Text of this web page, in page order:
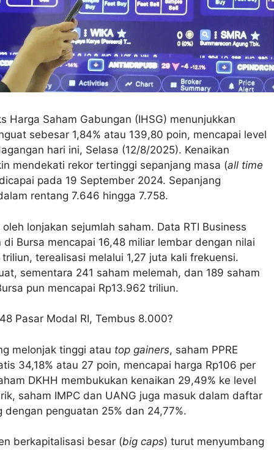
Harga Saham Gabungan (IHSG) menunjukkan
sebesar 1,84% atau 139,80 poin, mencapai level
hari ini, Selasa (12/8/2025). Kenaikan
mendekati rekor tertinggi sepanjang masa (all time
pada 19 September 2024. Sepanjang
rentang 7.646 hingga 7.758.
lonjakan sejumlah saham. Data RTI Business
Bursa mencapai 16,48 miliar lembar dengan nilai
terealisasi melalui 1,27 juta kali frekuensi.
sementara 241 saham melemah, dan 189 saham
pun mencapai Rp13.962 triliun.
Pasar Modal RI, Tembus 8.000?
melonjak tinggi atau top gainers, saham PPRE
34,18% atau 27 poin, mencapai harga Rp106 per
DKHH membukukan kenaikan 29,49% ke level
saham IMPC dan UANG juga masuk dalam daftar
penguatan 25% dan 24,77%.
berkapitalisasi besar (big caps) turut menyumbang